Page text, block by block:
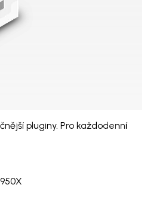
pluginy. Pro každodenní